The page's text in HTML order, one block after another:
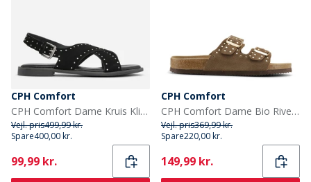
CPH Comfort
CPH Comfort Dame Kruis Klinknagels Sandaler Sort
Vejl. pris499,99 kr.
Spare400,00 kr.
Current
99,99 kr.
CPH Comfort
CPH Comfort Dame Bio Rivet Sandaler Brun
Vejl. pris369,99 kr.
Spare220,00 kr.
Current
149,99 kr.